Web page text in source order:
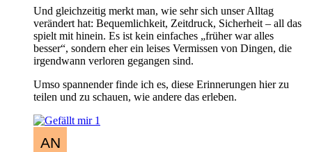
Und gleichzeitig merkt man, wie sehr sich unser Alltag
verändert hat: Bequemlichkeit, Zeitdruck, Sicherheit – all das
spielt mit hinein. Es ist kein einfaches „früher war alles
besser“, sondern eher ein leises Vermissen von Dingen, die
irgendwann verloren gegangen sind.
Umso spannender finde ich es, diese Erinnerungen hier zu
teilen und zu schauen, wie andere das erleben.
1